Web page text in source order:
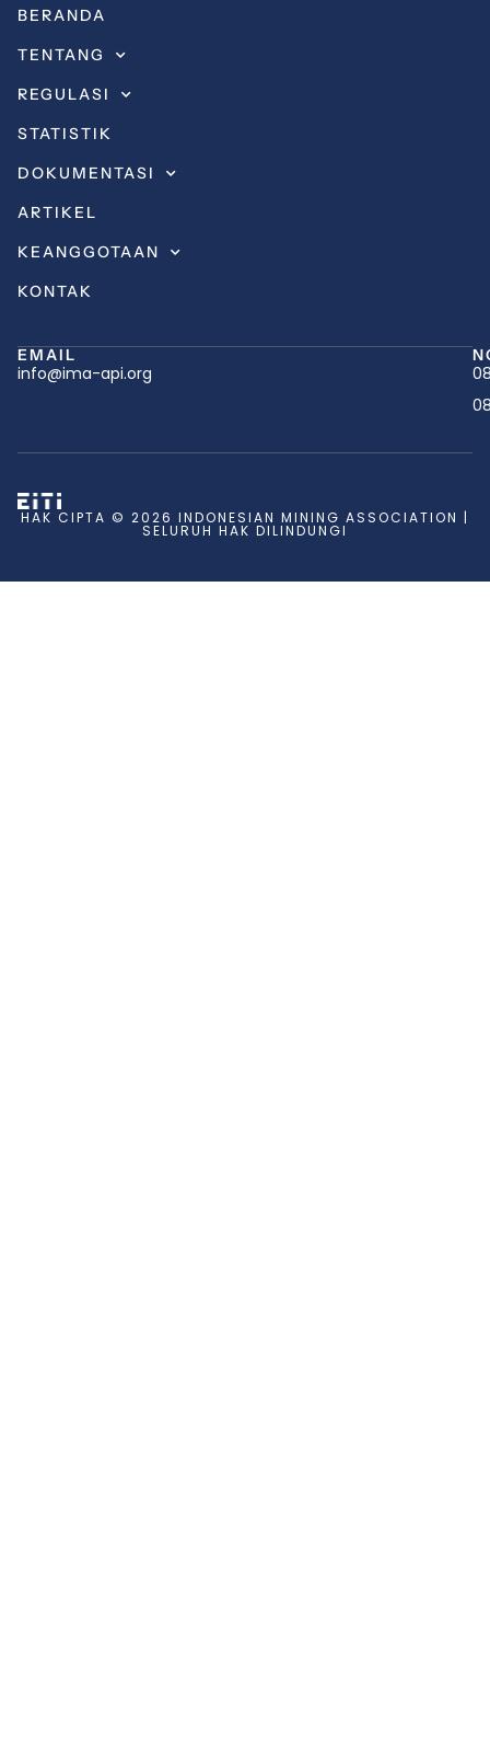
BERANDA
TENTANG
REGULASI
STATISTIK
DOKUMENTASI
ARTIKEL
KEANGGOTAAN
KONTAK
EMAIL
info@ima-api.org
HAK CIPTA © 2026 INDONESIAN MINING ASSOCIATION |
SELURUH HAK DILINDUNGI